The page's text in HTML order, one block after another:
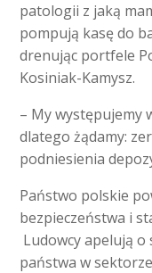
patologii z jaką
pompują kasę do
drenując portfele
Kosiniak-Kamysz.
– My występujemy
dlatego żądamy:
podniesienia
Państwo polskie
bezpieczeństwa i
Ludowcy apelują o
państwa w